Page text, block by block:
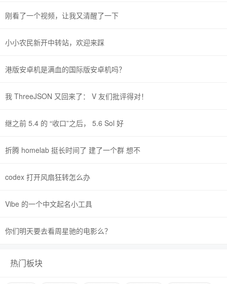
刚看了一个视频，让我又清醒了一下
小小农民新开中转站，欢迎来踩
港版安卓机是满血的国际版安卓机吗？
我 ThreeJSON 又回来了： V 友们批评得对！
继之前 5.4 的 “收口”之后， 5.6 Sol 好
折腾 homelab 挺长时间了 建了一个群 想不
codex 打开风扇狂转怎么办
Vibe 的一个中文起名小工具
你们明天要去看周星驰的电影么？
热门板块